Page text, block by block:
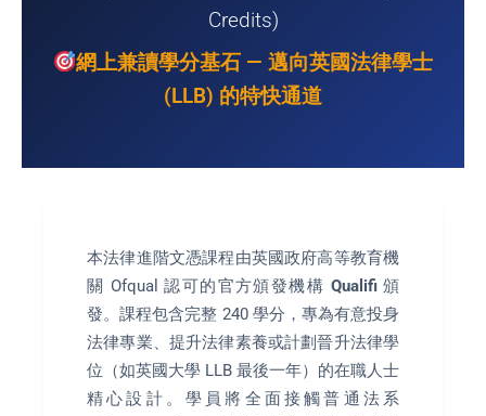
Credits)
網上兼讀學分基石 — 邁向英國法律學士
(LLB) 的特快通道
本法律進階文憑課程由英國政府高等教育機
關 Ofqual 認可的官方頒發機構 Qualifi頒
發。課程包含完整 240 學分，專為有意投身
法律專業、提升法律素養或計劃晉升法律學
位（如英國大學 LLB 最後一年）的在職人士
精心設計。學員將全面接觸普通法系